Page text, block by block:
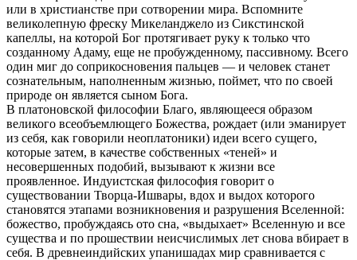
или в христианстве при сотворении мира. Вспомните
великолепную фреску Микеланджело из Сикстинской
капеллы, на которой Бог протягивает руку к только что
созданному Адаму, еще не пробужденному, пассивному. Всего
один миг до соприкосновения пальцев — и человек станет
сознательным, наполненным жизнью, поймет, что по своей
природе он является сыном Бога.
В платоновской философии Благо, являющееся образом
великого всеобъемлющего Божества, рождает (или эманирует
из себя, как говорили неоплатоники) идеи всего сущего,
которые затем, в качестве собственных «теней» и
несовершенных подобий, вызывают к жизни все
проявленное. Индуистская философия говорит о
существовании Творца-Ишвары, вдох и выдох которого
становятся этапами возникновения и разрушения Вселенной:
божество, пробуждаясь ото сна, «выдыхает» Вселенную и все
существа и по прошествии неисчислимых лет снова вбирает в
себя. В древнеиндийских упанишадах мир сравнивается с